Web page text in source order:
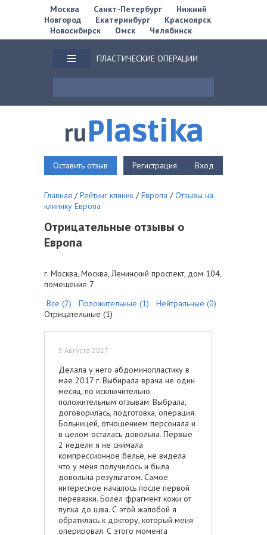
Москва Санкт-Петербург
Нижний
Новгород
Екатеринбург
Красноярск
Новосибирск
Омск Челябинск
ПЛАСТИЧЕСКИЕ ОПЕРАЦИИ
ruPlastika
Оставить отзыв Регистрация Вход
Главная / Рейтинг клиник / Европа / Отзывы на
клинику Европа
Отрицательные отзывы о
Европа
г. Москва, Москва, Ленинский проспект, дом 104,
помещение 7
Все (2)
Положительные (1)
Нейтральные (0)
Отрицательные (1)
5 Августа 2017
Делала у него абдоминопластику в
мае 2017 г. Выбирала врача не один
месяц, по исключительно
положительным отзывам. Выбрала,
договорилась, подготовка, операция.
Больницей, отношением персонала и
в целом осталась довольна. Первые
2 недели я не снимала
компрессионное белье, не видела
что у меня получилось и была
довольна результатом. Самое
интересное началось после первой
перевязки. Болел фрагмент кожи от
пупка до шва. С этой жалобой я
обратилась к доктору, который меня
оперировал. С этого момента